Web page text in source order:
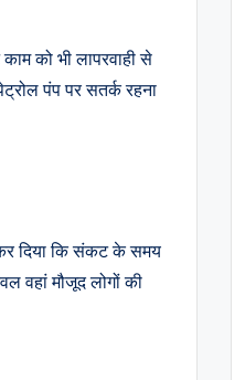
को भी लापरवाही से
पंप पर सतर्क रहना
दिया कि संकट के समय
वहां मौजूद लोगों की